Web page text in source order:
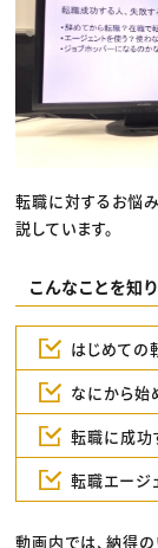
転職に対するお悩
説しています。
こんなことを知
はじめての
なにから始
転職に成功
転職エージ
動画内では、納得